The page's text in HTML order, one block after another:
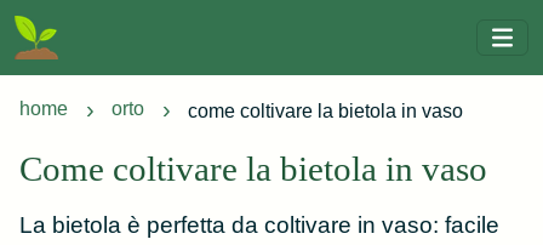
home orto come coltivare la bietola in vaso
Come coltivare la bietola in vaso
La bietola è perfetta da coltivare in vaso: facile